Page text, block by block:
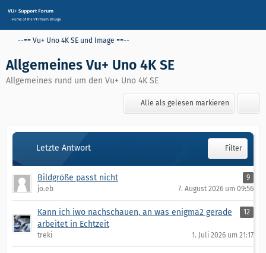
--== Vu+ Uno 4K SE und Image ==--
Allgemeines Vu+ Uno 4K SE
Allgemeines rund um den Vu+ Uno 4K SE
Alle als gelesen markieren
Letzte Antwort Filter
Bildgröße passt nicht
9
jo.eb
7. August 2026 um 09:56
Kann ich iwo nachschauen, an was enigma2 gerade
arbeitet in Echtzeit
12
treki 1. Juli 2026 um 21:17